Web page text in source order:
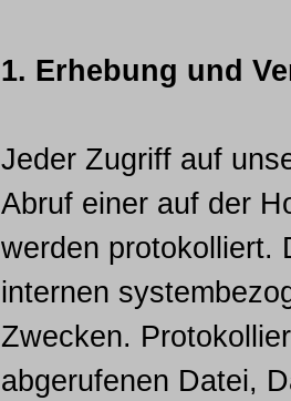
1. Erhebung und
Jeder Zugriff auf
Abruf einer auf der
werden protokolliert.
internen
Zwecken.
abgerufenen Datei,